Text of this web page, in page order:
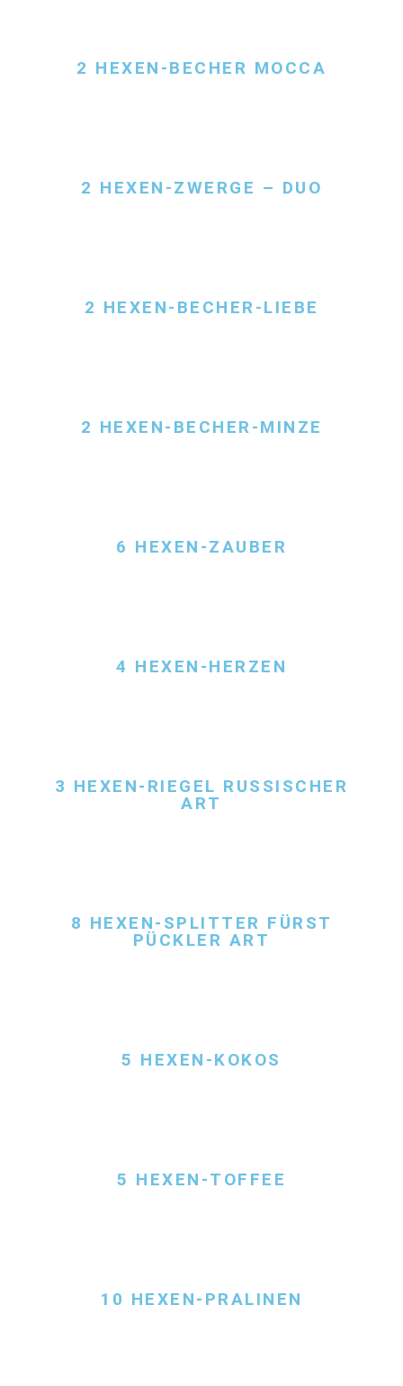
2 HEXEN-BECHER MOCCA
2 HEXEN-ZWERGE – DUO
2 HEXEN-BECHER-LIEBE
2 HEXEN-BECHER-MINZE
6 HEXEN-ZAUBER
4 HEXEN-HERZEN
3 HEXEN-RIEGEL RUSSISCHER
ART
8 HEXEN-SPLITTER FÜRST
PÜCKLER ART
5 HEXEN-KOKOS
5 HEXEN-TOFFEE
10 HEXEN-PRALINEN